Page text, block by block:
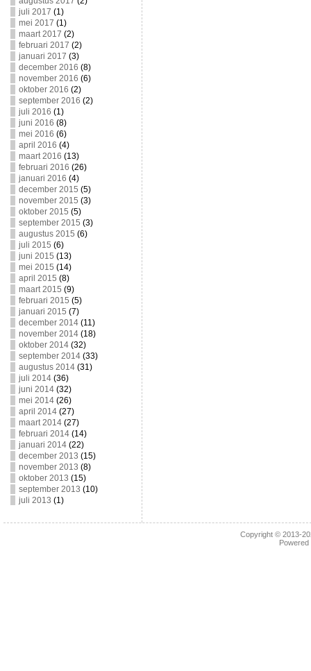
juli 2017 (1)
mei 2017 (1)
maart 2017 (2)
februari 2017 (2)
januari 2017 (3)
december 2016 (8)
november 2016 (6)
oktober 2016 (2)
september 2016 (2)
juli 2016 (1)
juni 2016 (8)
mei 2016 (6)
april 2016 (4)
maart 2016 (13)
februari 2016 (26)
januari 2016 (4)
december 2015 (5)
november 2015 (3)
oktober 2015 (5)
september 2015 (3)
augustus 2015 (6)
juli 2015 (6)
juni 2015 (13)
mei 2015 (14)
april 2015 (8)
maart 2015 (9)
februari 2015 (5)
januari 2015 (7)
december 2014(11)
november 2014(18)
oktober 2014(32)
september 2014(33)
augustus 2014(31)
juli 2014(36)
juni 2014(32)
mei 2014(26)
april 2014(27)
maart 2014(27)
februari 2014(14)
januari 2014(22)
december 2013 (15)
november 2013 (8)
oktober 2013 (15)
september 2013 (10)
juli 2013 (1)
Copyright © 2013-